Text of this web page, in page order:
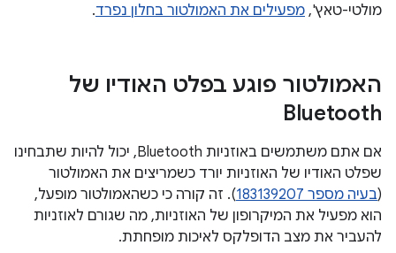
מולטי-טאץ', מפעילים את האמולטור בחלון נפרד.
האמולטור פוגע בפלט האודיו של
Bluetooth
אם אתם משתמשים באוזניות Bluetooth, יכול להיות שתבחינו
שפלט האודיו של האוזניות יורד כשמריצים את האמולטור
(בעיה מספר 183139207
). זה קורה כי כשהאמולטור מופעל,
הוא מפעיל את המיקרופון של האוזניות, מה שגורם לאוזניות
להעביר את מצב הדופלקס לאיכות מופחתת.